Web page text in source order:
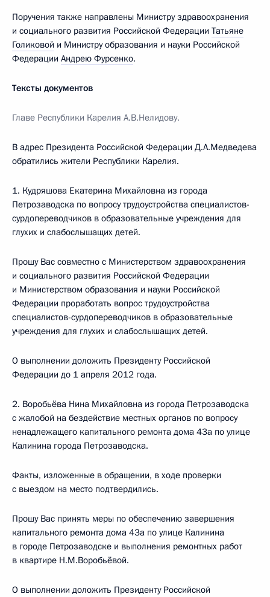
Поручения также направлены Министру здравоохранения
и социального развития Российской Федерации Татьяне
Голиковой и Министру образования и науки Российской
Федерации Андрею Фурсенко.
Тексты документов
Главе Республики Карелия А.В.Нелидову.
В адрес Президента Российской Федерации Д.А.Медведева
обратились жители Республики Карелия.
1. Кудряшова Екатерина Михайловна из города
Петрозаводска по вопросу трудоустройства специалистов-
сурдопереводчиков в образовательные учреждения для
глухих и слабослышащих детей.
Прошу Вас совместно с Министерством здравоохранения
и социального развития Российской Федерации
и Министерством образования и науки Российской
Федерации проработать вопрос трудоустройства
специалистов-сурдопереводчиков в образовательные
учреждения для глухих и слабослышащих детей.
О выполнении доложить Президенту Российской
Федерации до 1 апреля 2012 года.
2. Воробьёва Нина Михайловна из города Петрозаводска
с жалобой на бездействие местных органов по вопросу
ненадлежащего капитального ремонта дома 43а по улице
Калинина города Петрозаводска.
Факты, изложенные в обращении, в ходе проверки
с выездом на место подтвердились.
Прошу Вас принять меры по обеспечению завершения
капитального ремонта дома 43а по улице Калинина
в городе Петрозаводске и выполнения ремонтных работ
в квартире Н.М.Воробьёвой.
О выполнении доложить Президенту Российской